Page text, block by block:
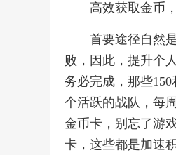
高效获取金币
首要途径自然
败，因此，提升个
务必完成，那些
个活跃的战队，每
金币卡，别忘了游
卡，这些都是加速